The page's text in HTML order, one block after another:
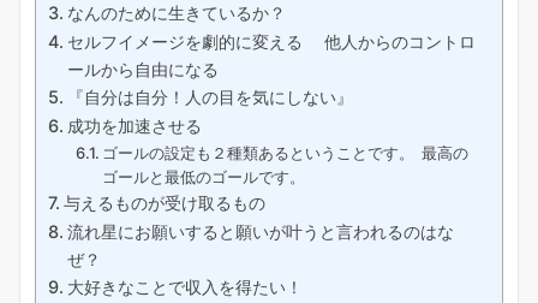
なんのために生きているか？
セルフイメージを劇的に変える 他人からのコントロ
ールから自由になる
『自分は自分！人の目を気にしない』
成功を加速させる
ゴールの設定も２種類あるということです。 最高の
ゴールと最低のゴールです。
与えるものが受け取るもの
流れ星にお願いすると願いが叶うと言われるのはな
ぜ？
大好きなことで収入を得たい！